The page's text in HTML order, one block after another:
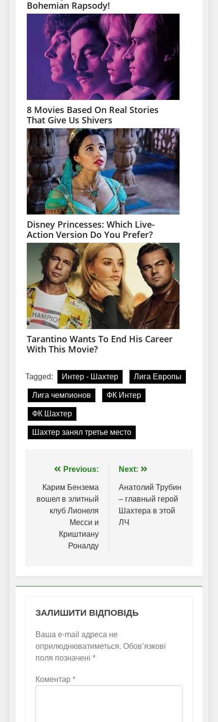
Tagged: Интер - Шахтер Лига Европы
Лига чемпионов ФК Интер
ФК Шахтер
Шахтер занял третье место
Навігація
записів
Previous:
Карим Бензема
вошел в элитный
клуб Лионеля
Месси и
Криштиану
Роналду
Next:
Анатолий Трубин
– главный герой
Шахтера в этой
ЛЧ
ЗАЛИШИТИ ВІДПОВІДЬ
Ваша e-mail адреса не
оприлюднюватиметься. Обов’язкові
поля позначені *
Коментар *